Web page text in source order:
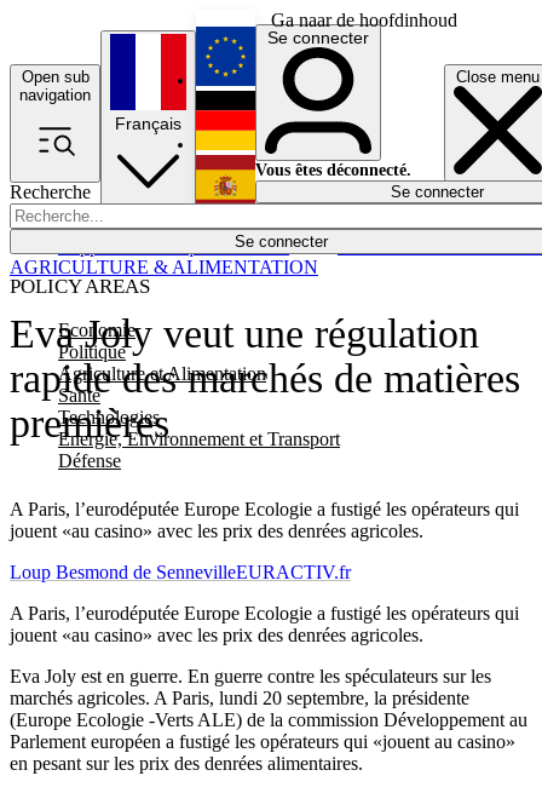
Ga naar de hoofdinhoud
Open sub
navigation
Close menu
Recherche
Se connecter
POLICY AREAS
Economie
Politique
Agriculture et Alimentation
Santé
Technologies
Energie, Environnement et Transport
Défense
Économie
Français
English
Deutsch
Español
Se connecter
Vous êtes déconnecté.
Se connecter
Eva Joly veut une régulation
rapide des marchés de matières
premières
A Paris, l’eurodéputée Europe Ecologie a fustigé les opérateurs qui
jouent «au casino» avec les prix des denrées agricoles.
AGRICULTURE & ALIMENTATION
Loup Besmond de SennevilleEURACTIV.fr
A Paris, l’eurodéputée Europe Ecologie a fustigé les opérateurs qui
jouent «au casino» avec les prix des denrées agricoles.
Eva Joly est en guerre. En guerre contre les spéculateurs sur les
marchés agricoles. A Paris, lundi 20 septembre, la présidente
(Europe Ecologie -Verts ALE) de la commission Développement au
Parlement européen a fustigé les opérateurs qui «jouent au casino»
en pesant sur les prix des denrées alimentaires.